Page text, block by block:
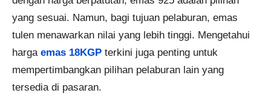
yang sesuai. Namun, bagi tujuan pelaburan, emas
tulen menawarkan nilai yang lebih tinggi. Mengetahui
harga emas 18KGP terkini juga penting untuk
mempertimbangkan pilihan pelaburan lain yang
tersedia di pasaran.